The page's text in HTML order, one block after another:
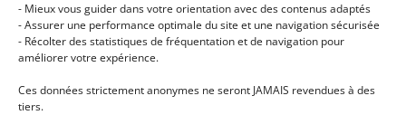
- Mieux vous guider dans votre orientation avec des contenus adaptés
- Assurer une performance optimale du site et une navigation sécurisée
- Récolter des statistiques de fréquentation et de navigation pour
améliorer votre expérience.
Ces données strictement anonymes ne seront JAMAIS revendues à des
tiers.
musicale • Certifications professionnelles • Paris •